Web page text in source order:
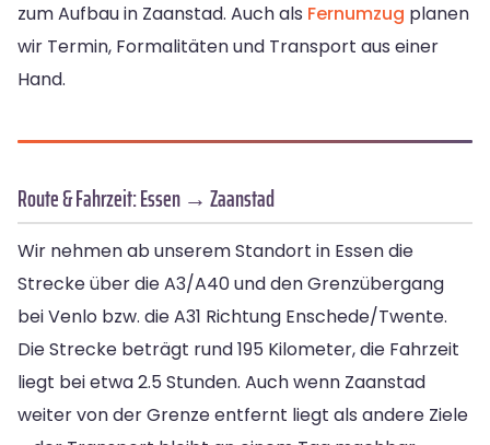
zum Aufbau in Zaanstad. Auch als Fernumzug planen
wir Termin, Formalitäten und Transport aus einer
Hand.
Route & Fahrzeit: Essen → Zaanstad
Wir nehmen ab unserem Standort in Essen die
Strecke über die A3/A40 und den Grenzübergang
bei Venlo bzw. die A31 Richtung Enschede/Twente.
Die Strecke beträgt rund 195 Kilometer, die Fahrzeit
liegt bei etwa 2.5 Stunden. Auch wenn Zaanstad
weiter von der Grenze entfernt liegt als andere Ziele